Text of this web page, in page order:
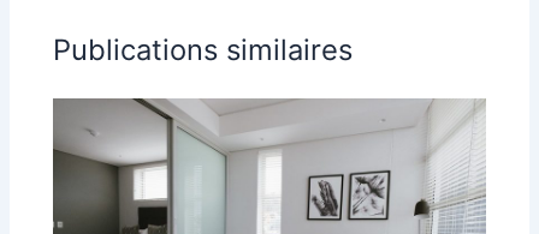
Publications similaires